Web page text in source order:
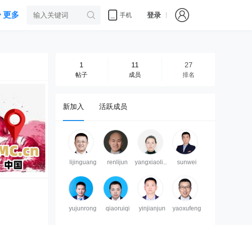
更多 手机 登录
1
帖子
11
成员
27
排名
新加入 活跃成员
lijinguang renlijun yangxiaoling sunwei
yujunrong qiaoruiqi yinjianjun yaoxufeng